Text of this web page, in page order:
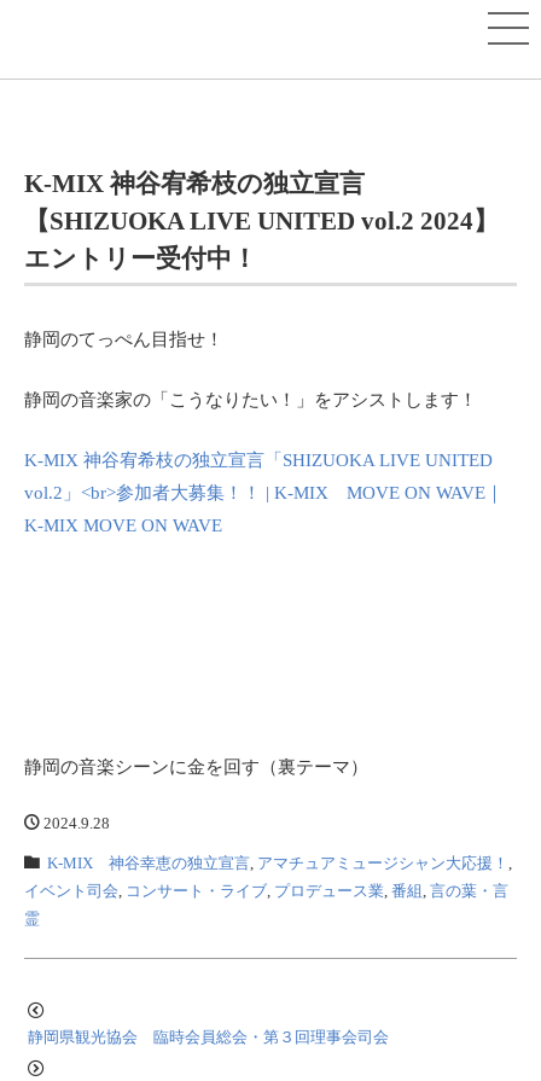
K-MIX 神谷宥希枝の独立宣言
【SHIZUOKA LIVE UNITED vol.2 2024】
エントリー受付中！
静岡のてっぺん目指せ！
静岡の音楽家の「こうなりたい！」をアシストします！
K-MIX 神谷宥希枝の独立宣言「SHIZUOKA LIVE UNITED
vol.2」<br>参加者大募集！！ | K-MIX MOVE ON WAVE｜
K-MIX MOVE ON WAVE
静岡の音楽シーンに金を回す（裏テーマ）
2024.9.28
K-MIX 神谷幸恵の独立宣言, アマチュアミュージシャン大応援！ ,
イベント司会, コンサート・ライブ, プロデュース業, 番組, 言の葉・言
霊
静岡県観光協会 臨時会員総会・第３回理事会司会